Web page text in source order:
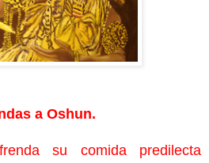
a Oshun.
su comida predilecta